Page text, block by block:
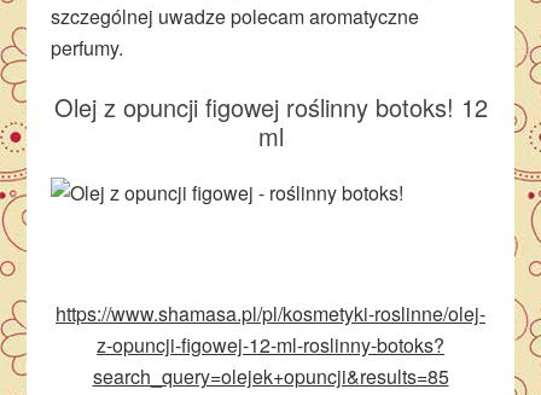
szczególnej uwadze polecam aromatyczne
perfumy.
Olej z opuncji figowej roślinny botoks! 12
ml
https://www.shamasa.pl/pl/kosmetyki-roslinne/olej-
z-opuncji-figowej-12-ml-roslinny-botoks?
search_query=olejek+opuncji&results=85